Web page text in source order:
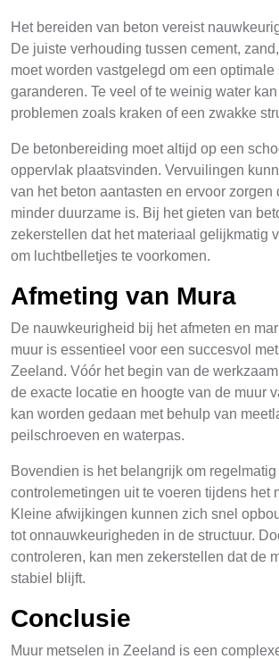
Het bereiden van beton vereist
De juiste verhouding tussen cement,
moet worden vastgelegd om een optimale
garanderen. Te veel of te weinig water
problemen zoals kraken of een zwakke
De betonbereiding moet altijd op een
oppervlak plaatsvinden. Vervuilingen
van het beton aantasten en ervoor zorgen
minder duurzame is. Bij het gieten van
zekerstellen dat het materiaal gelijkmatig
om luchtbelletjes te voorkomen.
Afmeting van Mura
De nauwkeurigheid bij het afmeten en
muur is essentieel voor een succesvol
Zeeland. Vóór het begin van de
de exacte locatie en hoogte van de muur
kan worden gedaan met behulp van
peilschroeven en waterpas.
Bovendien is het belangrijk om regelmatig
controlemetingen uit te voeren tijdens het
Kleine afwijkingen kunnen zich snel
tot onnauwkeurigheden in de structuur.
controleren, kan men zekerstellen dat de
stabiel blijft.
Conclusie
Muur metselen in Zeeland is een